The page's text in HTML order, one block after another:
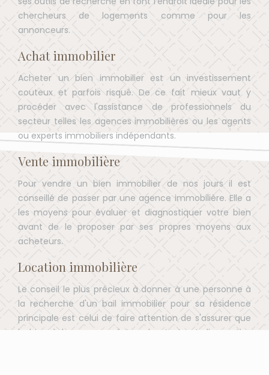
chercheurs de logements comme pour les
annonceurs.
Achat immobilier
Acheter un bien immobilier est un investissement
couteux et parfois risqué. De ce fait mieux vaut y
procéder avec l'assistance de professionnels du
secteur telles les agences immobilières ou les agents
ou experts immobiliers indépendants.
Vente immobilière
Pour vendre un bien immobilier de nos jours il est
conseillé de passer par une agence immobilière. Elle a
les moyens pour évaluer et diagnostiquer votre bien
avant de le proposer par ses propres moyens aux
acheteurs.
Location immobilière
Le conseil le plus précieux à donner à une personne à
la recherche d'un bail immobilier pour sa résidence
principale est celui de faire attention de s'assurer que
le bien à louer a passé tous les tests et diagnostics